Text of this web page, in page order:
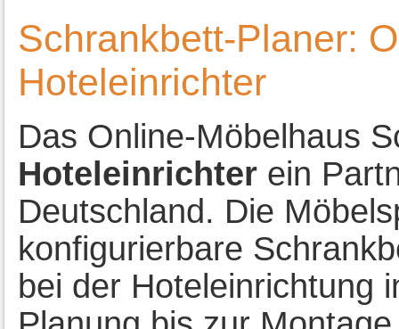
Schrankbett-Planer:
Hoteleinrichter
Das Online-Möbelhaus
Hoteleinrichter ein
Deutschland. Die
konfigurierbare
bei der Hoteleinrichtung